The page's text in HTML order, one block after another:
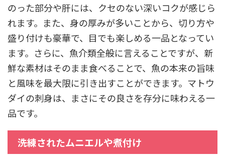
のった部分や肝には、クセのない深いコクが感じら
れます。また、身の厚みが多いことから、切り方や
盛り付けも豪華で、目でも楽しめる一品となってい
ます。さらに、魚介類全般に言えることですが、新
鮮な素材はそのまま食べることで、魚の本来の旨味
と風味を最大限に引き出すことができます。マトウ
ダイの刺身は、まさにその良さを存分に味わえる一
品です。
洗練されたムニエルや煮付け